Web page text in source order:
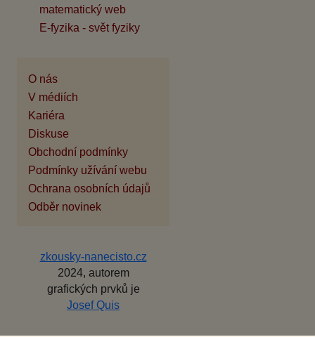
matematický web
E-fyzika - svět fyziky
O nás
V médiích
Kariéra
Diskuse
Obchodní podmínky
Podmínky užívání webu
Ochrana osobních údajů
Odběr novinek
zkousky-nanecisto.cz
2024, autorem
grafických prvků je
Josef Quis